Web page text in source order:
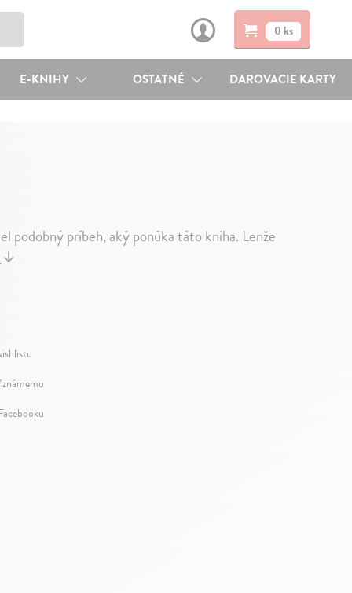
0 ks
E-KNIHY OSTATNÉ DAROVACIE KARTY
podobný príbeh, aký ponúka táto kniha. Lenže
↓